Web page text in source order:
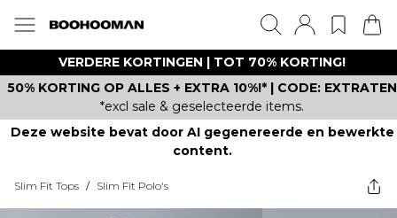
VERDERE KORTINGEN | TOT 70% KORTING!
50% KORTING OP ALLES + EXTRA 10%!* | CODE: EXTRATEN
*excl sale & geselecteerde items.
Deze website bevat door AI gegenereerde en bewerkte
content.
Slim Fit Tops / Slim Fit Polo's